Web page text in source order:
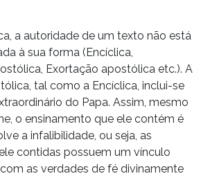
a autoridade de um texto não está
à sua forma (Encíclica,
Exortação apostólica etc.). A
tal como a Encíclica, inclui-se
do Papa. Assim, mesmo
o ensinamento que ele contém é
a infalibilidade, ou seja, as
contidas possuem um vínculo
as verdades de fé divinamente